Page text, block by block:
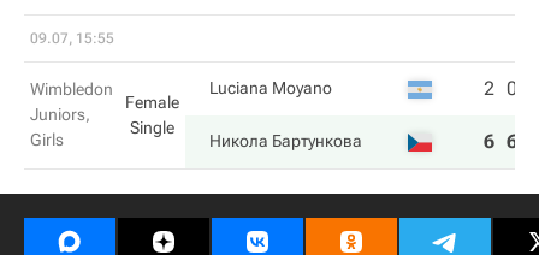
09.07, 15:55
Wimbledon
Juniors,
Girls
Female
Single
Luciana Moyano 2 0
Никола Бартункова 6 6